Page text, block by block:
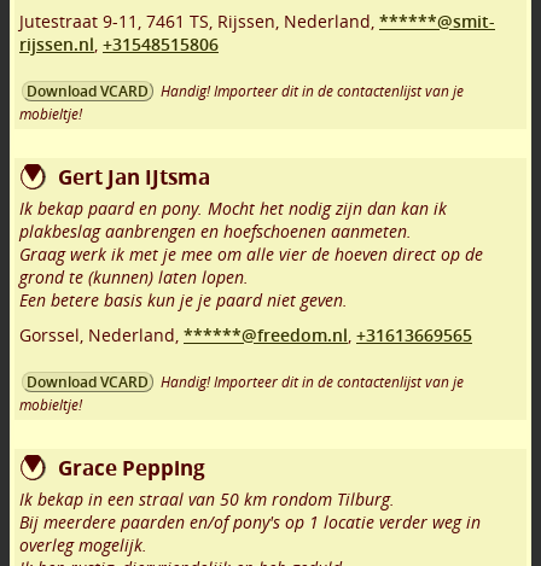
Jutestraat 9-11 , 7461 TS, Rijssen, Nederland, ******@smit-
rijssen.nl, +31548515806
Download VCARD
Handig! Importeer dit in de contactenlijst van je
mobieltje!
Gert Jan IJtsma
Ik bekap paard en pony. Mocht het nodig zijn dan kan ik
plakbeslag aanbrengen en hoefschoenen aanmeten.
Graag werk ik met je mee om alle vier de hoeven direct op de
grond te (kunnen) laten lopen.
Een betere basis kun je je paard niet geven.
Gorssel, Nederland, ******@freedom.nl, +31613669565
Download VCARD
Handig! Importeer dit in de contactenlijst van je
mobieltje!
Grace Pepping
Ik bekap in een straal van 50 km rondom Tilburg.
Bij meerdere paarden en/of pony's op 1 locatie verder weg in
overleg mogelijk.